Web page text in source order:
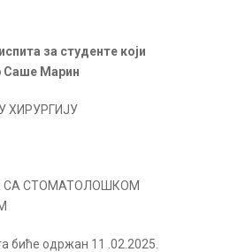
за студенте који
Саше Марин
ХИРУРГИЈУ
СА СТОМАТОЛОШКОМ
биће одржан 11 .02.2025.